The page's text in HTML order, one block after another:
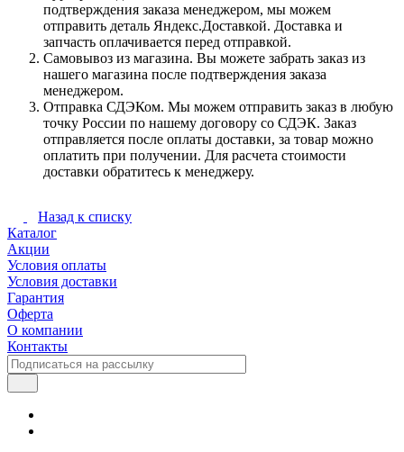
подтверждения заказа менеджером, мы можем
отправить деталь Яндекс.Доставкой. Доставка и
запчасть оплачивается перед отправкой.
Самовывоз из магазина. Вы можете забрать заказ из
нашего магазина после подтверждения заказа
менеджером.
Отправка СДЭКом. Мы можем отправить заказ в любую
точку России по нашему договору со СДЭК. Заказ
отправляется после оплаты доставки, за товар можно
оплатить при получении. Для расчета стоимости
доставки обратитесь к менеджеру.
Назад к списку
Каталог
Акции
Условия оплаты
Условия доставки
Гарантия
Оферта
О компании
Контакты